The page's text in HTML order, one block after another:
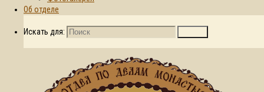
Об отделе
Искать для:
Церкви
Заграницей